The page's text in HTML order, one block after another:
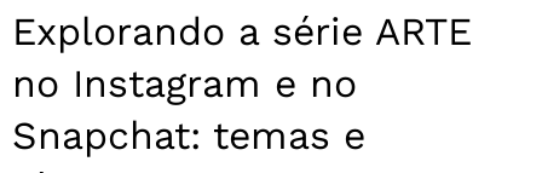
Explorando a série ARTE
no Instagram e no
Snapchat: temas e